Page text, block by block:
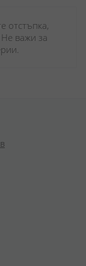
отстъпка,
важи за